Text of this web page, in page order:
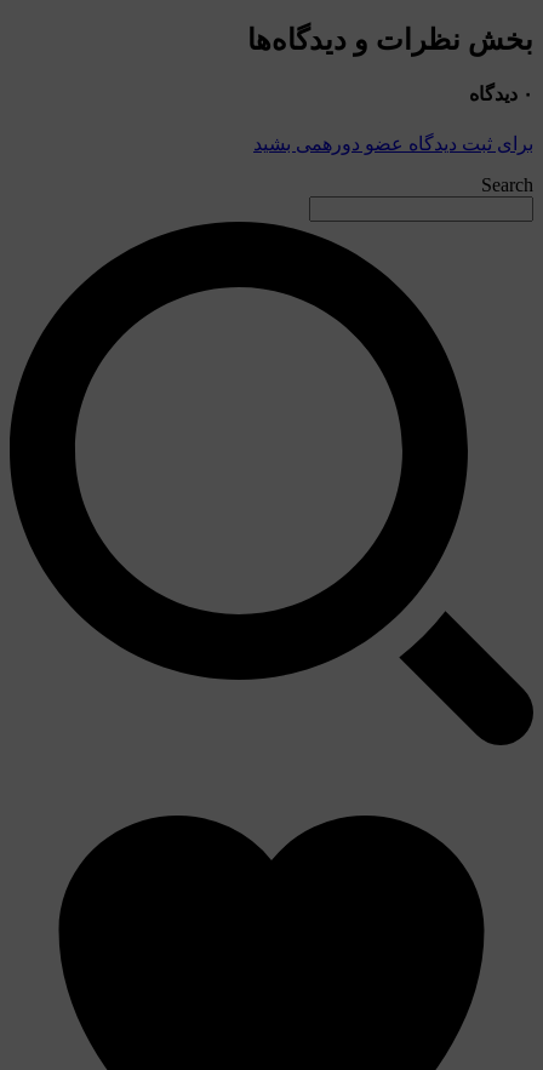
نظرات و دیدگاه‌‌ها
ثبت دیدگاه عضو دورهمی بشید